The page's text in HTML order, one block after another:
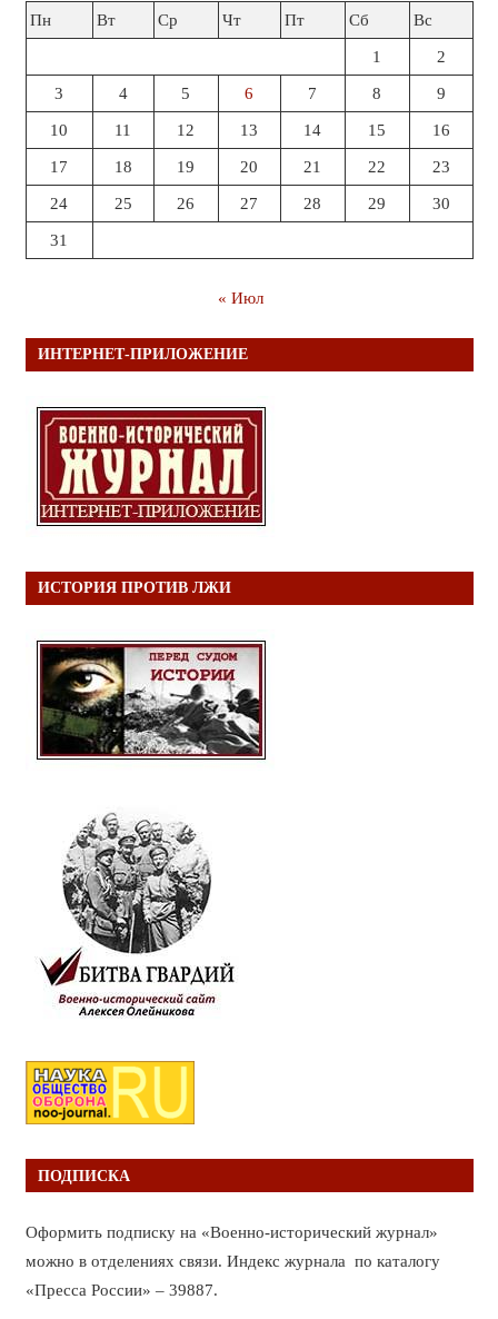
Пн
Вт Ср Чт Пт Сб Вс
1 2
3 4 5 6 7 8 9
10 11 12 13 14 15 16
17 18 19 20 21 22 23
24 25 26 27 28 29 30
31
« Июл
ИНТЕРНЕТ-ПРИЛОЖЕНИЕ
ИСТОРИЯ ПРОТИВ ЛЖИ
ПОДПИСКА
Оформить подписку на «Военно-исторический журнал»
можно в отделениях связи. Индекс журнала по каталогу
«Пресса России» – 39887.